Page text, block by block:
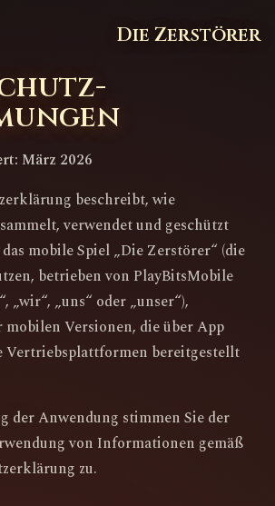
Die Zerstörer
März 2026
beschreibt, wie
verwendet und geschützt
mobile Spiel „Die Zerstörer“ (die
betrieben von PlayBitsMobile
„wir“, „uns“ oder „unser“),
Versionen, die über App
Vertriebsplattformen bereitgestellt
der Anwendung stimmen Sie der
von Informationen gemäß
zu.